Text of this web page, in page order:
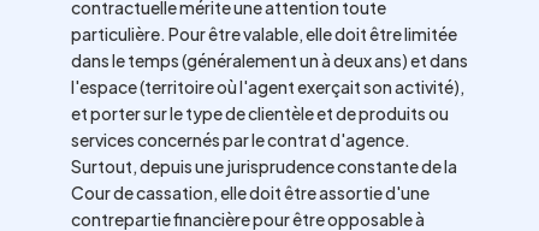
contractuelle mérite une attention toute
particulière. Pour être valable, elle doit être limitée
dans le temps (généralement un à deux ans) et dans
l'espace (territoire où l'agent exerçait son activité),
et porter sur le type de clientèle et de produits ou
services concernés par le contrat d'agence.
Surtout, depuis une jurisprudence constante de la
Cour de cassation, elle doit être assortie d'une
contrepartie financière pour être opposable à